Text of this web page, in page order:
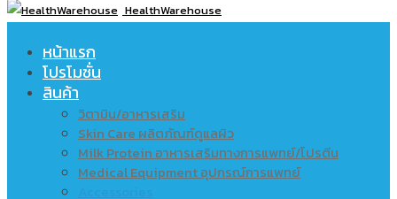
HealthWarehouse
หน้าแรก
โปรโมชั่น
สินค้า
วิตามิน/อาหารเสริม
Skin Care ผลิตภัณฑ์ดูแลผิว
Milk Protein อาหารเสริมทางการแพทย์/โปรตีน
Medical Equipment อุปกรณ์การแพทย์